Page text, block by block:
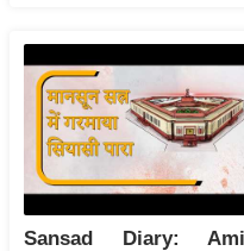
श्ले
ष
म
म
Sansad Diary: